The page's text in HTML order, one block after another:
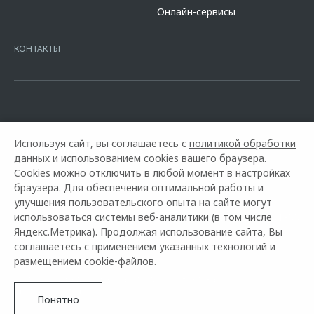
Кредит предоставляет АО Альфа-Банк. ИНН
16.01.2015. Предложение ограничено и не является публичной
Онлайн-сервисы
КОНТАКТЫ
Горячая линия OMODA: +7 (3532) 40-01-00
© 2026 Автосалон Евразия
Используя сайт, вы соглашаетесь с политикой обработки
данных и использованием cookies вашего браузера.
Cookies можно отключить в любой момент в настройках
браузера. Для обеспечения оптимальной работы и
улучшения пользовательского опыта на сайте могут
использоваться системы веб-аналитики (в том числе
Яндекс.Метрика). Продолжая использование сайта, Вы
соглашаетесь с применением указанных технологий и
размещением cookie-файлов.
Понятно